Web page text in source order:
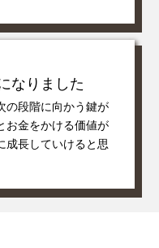
なりました
の段階に向かう鍵が
お金をかける価値が
成長していけると思